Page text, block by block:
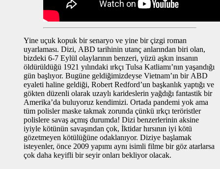
Yine uçuk kopuk bir senaryo ve yine bir çizgi roman
uyarlaması. Dizi, ABD tarihinin utanç anlarından biri olan,
bizdeki 6-7 Eylül olaylarının benzeri, yüzü aşkın insanın
öldürüldüğü 1921 yılındaki ırkçı Tulsa Katliamı’nın yaşandığı
gün başlıyor. Bugüne geldiğimizdeyse Vietnam’ın bir ABD
eyaleti haline geldiği, Robert Redford’un başkanlık yaptığı ve
gökten düzenli olarak uzaylı karideslerin yağdığı fantastik bir
Amerika’da buluyoruz kendimizi. Ortada pandemi yok ama
tüm polisler maske takmak zorunda çünkü ırkçı teröristler
polislere savaş açmış durumda! Dizi benzerlerinin aksine
iyiyle kötünün savaşından çok, İktidar hırsının iyi kötü
gözetmeyen kötülüğüne odaklanıyor. Diziye başlamak
isteyenler, önce 2009 yapımı aynı isimli filme bir göz atarlarsa
çok daha keyifli bir seyir onları bekliyor olacak.